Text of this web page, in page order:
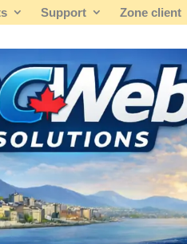
Support Zone client